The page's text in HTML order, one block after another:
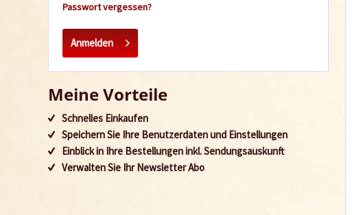
Passwort vergessen?
Anmelden
Meine Vorteile
Schnelles Einkaufen
Speichern Sie Ihre Benutzerdaten und Einstellungen
Einblick in Ihre Bestellungen inkl. Sendungsauskunft
Verwalten Sie Ihr Newsletter Abo